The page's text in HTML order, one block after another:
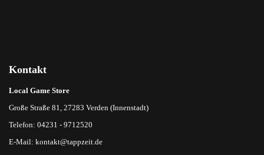
Kontakt
Local Game Store
Große Straße 81, 27283 Verden (Innenstadt)
Telefon: 04231 - 9712520
E-Mail: kontakt@tappzeit.de